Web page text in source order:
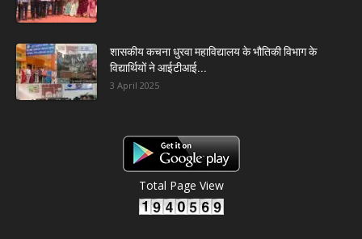
शासकीय कचना धुरवा महाविद्यालय के भौतिकी विभाग के
विद्यार्थियों ने आईटीआई...
3 April 2025
Total Page View